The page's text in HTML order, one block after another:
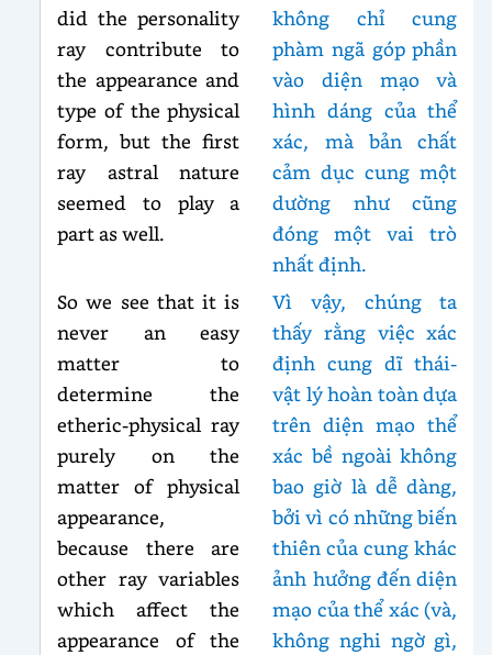
did the personality
ray contribute to
the appearance and
type of the physical
form, but the first
ray astral nature
seemed to play a
part as well.
không chỉ cung
phàm ngã góp phần
vào diện mạo và
hình dáng của thể
xác, mà bản chất
cảm dục cung một
dường như cũng
đóng một vai trò
nhất định.
So we see that it is
never an easy
matter to
determine the
etheric-physical ray
purely on the
matter of physical
appearance,
because there are
other ray variables
which affect the
appearance of the
Vì vậy, chúng ta
thấy rằng việc xác
định cung dĩ thái-
vật lý hoàn toàn dựa
trên diện mạo thể
xác bề ngoài không
bao giờ là dễ dàng,
bởi vì có những biến
thiên của cung khác
ảnh hưởng đến diện
mạo của thể xác (và,
không nghi ngờ gì,